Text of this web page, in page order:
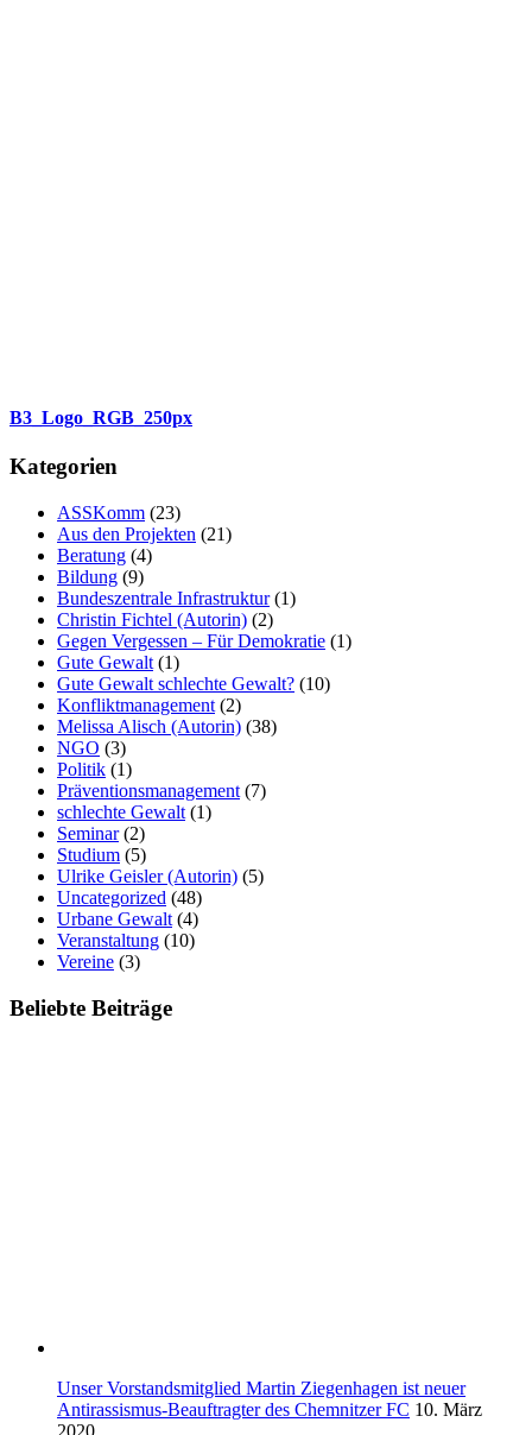
B3_Logo_RGB_250px
Kategorien
ASSKomm (23)
Aus den Projekten (21)
Beratung (4)
Bildung (9)
Bundeszentrale Infrastruktur(1)
Christin Fichtel (Autorin) (2)
Gegen Vergessen – Für Demokratie (1)
Gute Gewalt (1)
Gute Gewalt schlechte Gewalt? (10)
Konfliktmanagement (2)
Melissa Alisch (Autorin) (38)
NGO (3)
Politik (1)
Präventionsmanagement (7)
schlechte Gewalt (1)
Seminar(2)
Studium (5)
Ulrike Geisler (Autorin) (5)
Uncategorized (48)
Urbane Gewalt (4)
Veranstaltung (10)
Vereine (3)
Beliebte Beiträge
Unser Vorstandsmitglied Martin Ziegenhagen ist neuer
Antirassismus-Beauftragter des Chemnitzer FC 10. März
2020